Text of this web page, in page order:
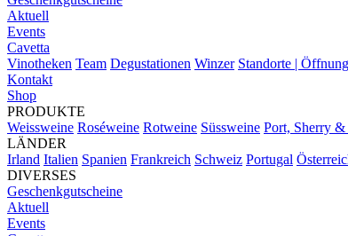
Aktuell
Events
Cavetta
Vinotheken Team Degustationen Winzer Standorte |
Kontakt
Shop
PRODUKTE
Weissweine Roséweine Rotweine Süssweine Port, Sherry &
LÄNDER
Irland Italien Spanien Frankreich Schweiz Portugal
DIVERSES
Geschenkgutscheine
Aktuell
Events